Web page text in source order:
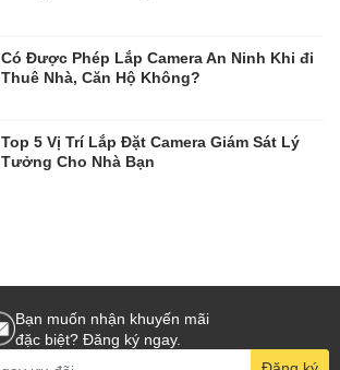
Có Được Phép Lắp Camera An Ninh Khi đi
Thuê Nhà, Căn Hộ Không?
Top 5 Vị Trí Lắp Đặt Camera Giám Sát Lý
Tưởng Cho Nhà Bạn
Bạn muốn nhận khuyến mãi
đặc biệt? Đăng ký ngay.